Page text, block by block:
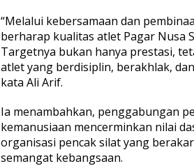
“Melalui kebersamaan dan
berharap kualitas atlet Pagar Nusa
Targetnya bukan hanya prestasi,
atlet yang berdisiplin, berakhlak,
kata Ali Arif.
Ia menambahkan, penggabungan
kemanusiaan mencerminkan nilai
organisasi pencak silat yang
semangat kebangsaan.